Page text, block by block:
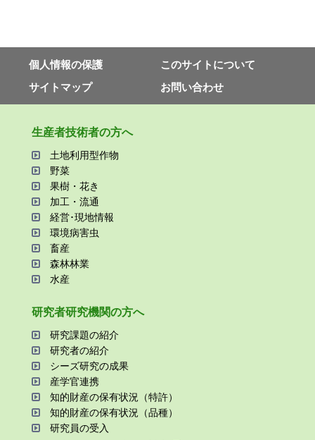
個⼈情報の保護
このサイトについて
サイトマップ
お問い合わせ
⽣産者技術者の⽅へ
⼟地利⽤型作物
野菜
果樹・花き
加⼯・流通
経営･現地情報
環境病害⾍
畜産
森林林業
⽔産
研究者研究機関の⽅へ
研究課題の紹介
研究者の紹介
シーズ研究の成果
産学官連携
知的財産の保有状況（特許）
知的財産の保有状況（品種）
研究員の受⼊